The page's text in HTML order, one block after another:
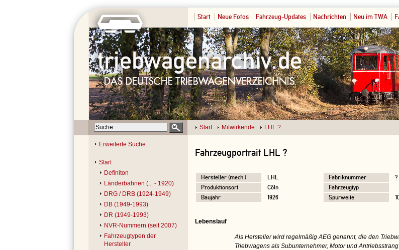
Start Neue Fotos Fahrzeug-Updates Nachrichten Neu im TWA
Start Mitwirkende LHL ?
Erweiterte Suche
Start
Definiton
Länderbahnen (... - 1920)
DRG / DRB (1924-1949)
DB (1949-1993)
DR (1949-1993)
NVR-Nummern (seit 2007)
Fahrzeugtypen der
Hersteller
Fahrzeugportrait LHL ?
Hersteller (mech.) LHL Fabriknummer
?
Produktionsort
Cöln Fahrzeugtyp
Baujahr
1926 Spurweite
Lebenslauf
Als Hersteller wird regelmäßig AEG genannt, die den
Triebwagens als Subunternehmer, Motor und